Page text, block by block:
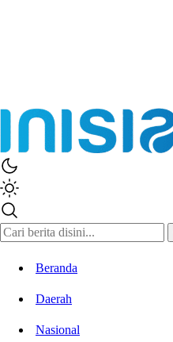
Beranda
Daerah
Nasional